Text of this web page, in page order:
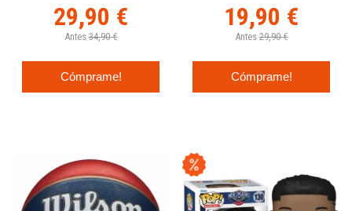
29,90 €
Antes 34,90 €
Cómprame!
19,90 €
Antes 29,90 €
Cómprame!